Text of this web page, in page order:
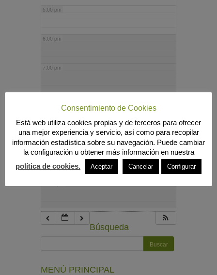
5:00 pm
6:00 pm
7:00 pm
9:00 pm
10:00 pm
Búsqueda
MENÚ PRINCIPAL
Consentimiento de Cookies
Está web utiliza cookies propias y de terceros para ofrecer
una mejor experiencia y servicio, así como para recopilar
información estadística sobre su navegación. Puede cambiar
la configuración u obtener más información en nuestra
política de cookies.
Aceptar Cancelar Configurar